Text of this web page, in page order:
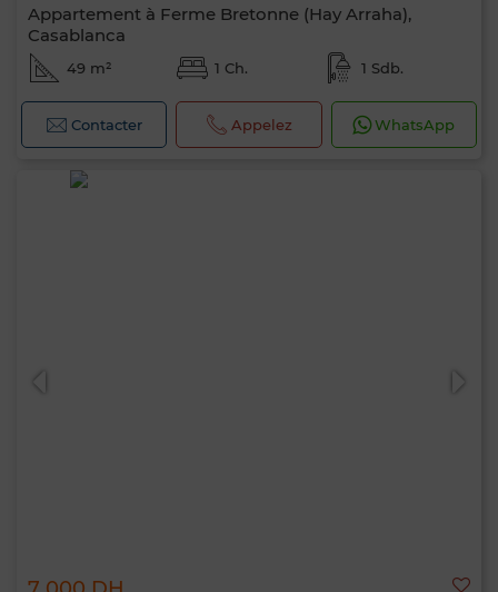
Appartement à Ferme Bretonne (Hay Arraha),
Casablanca
49 m² 1 Ch. 1 Sdb.
Contacter Appelez WhatsApp